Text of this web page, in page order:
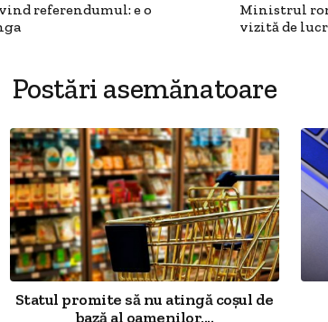
referendumul: e o
Ministrul
vizită de
Postări asemănatoare
Statul promite să nu atingă coșul de
bază al oamenilor,...